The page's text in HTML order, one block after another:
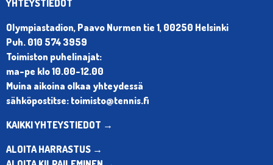
YHTEYSTIEDOT
Olympiastadion, Paavo Nurmen tie 1, 00250 Helsinki
Puh. 010 574 3959
Toimiston puhelinajat:
ma-pe klo 10.00-12.00
Muina aikoina olkaa yhteydessä
sähköpostitse: toimisto@tennis.fi
KAIKKI YHTEYSTIEDOT →
ALOITA HARRASTUS →